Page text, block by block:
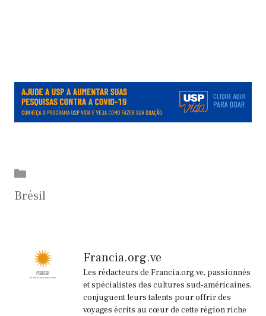
Brésil
Francia.org.ve
Les rédacteurs de Francia.org.ve, passionnés
et spécialistes des cultures sud-américaines,
conjuguent leurs talents pour offrir des
voyages écrits au cœur de cette région riche